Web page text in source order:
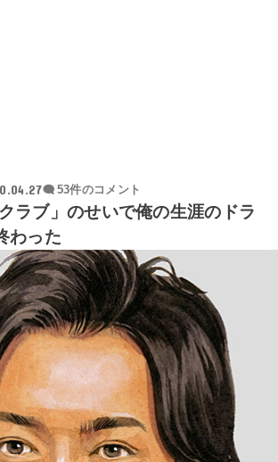
53件のコメント
ラブ」のせいで俺の生涯のドラ
わった